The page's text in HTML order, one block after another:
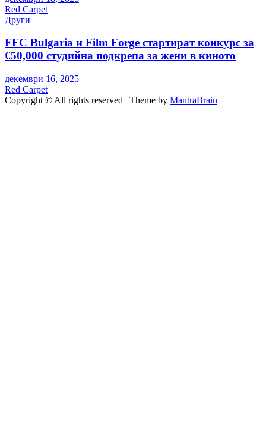
Red Carpet
Други
FFC Bulgaria и Film Forge стартират конкурс за
€50,000 студийна подкрепа за жени в киното
декември 16, 2025
Red Carpet
Copyright © All rights reserved | Theme by MantraBrain